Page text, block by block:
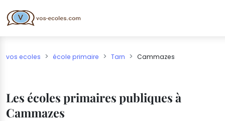
vos ecoles école primaire Tarn Cammazes
Les écoles primaires publiques à
Cammazes